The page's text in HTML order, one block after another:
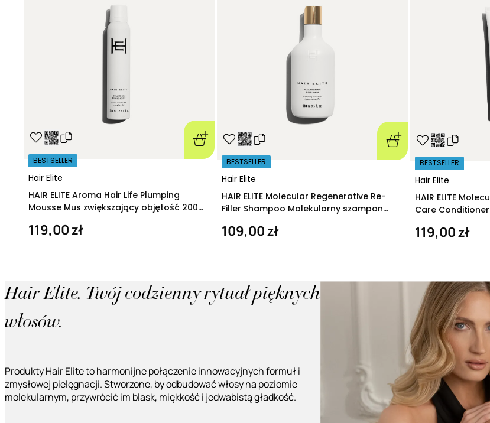
Hair Elite
BESTSELLER
HAIR ELITE Aroma Hair Life Plumping
Mousse Mus zwiększający objętość 200
119,00 zł
Hair Elite
BESTSELLER
HAIR ELITE Molecular Regenerative Re-
Filler Shampoo Molekularny szampon
109,00 zł
Hair Elite
BESTSELLER
HAIR ELITE
Care
119,00 zł
Hair Elite. Twój codzienny rytuał pięknych
włosów.
Produkty Hair Elite to harmonijne połączenie innowacyjnych formuł i
zmysłowej pielęgnacji. Stworzone, by odbudować włosy na poziomie
molekularnym, przywrócić im blask, miękkość i jedwabistą gładkość.